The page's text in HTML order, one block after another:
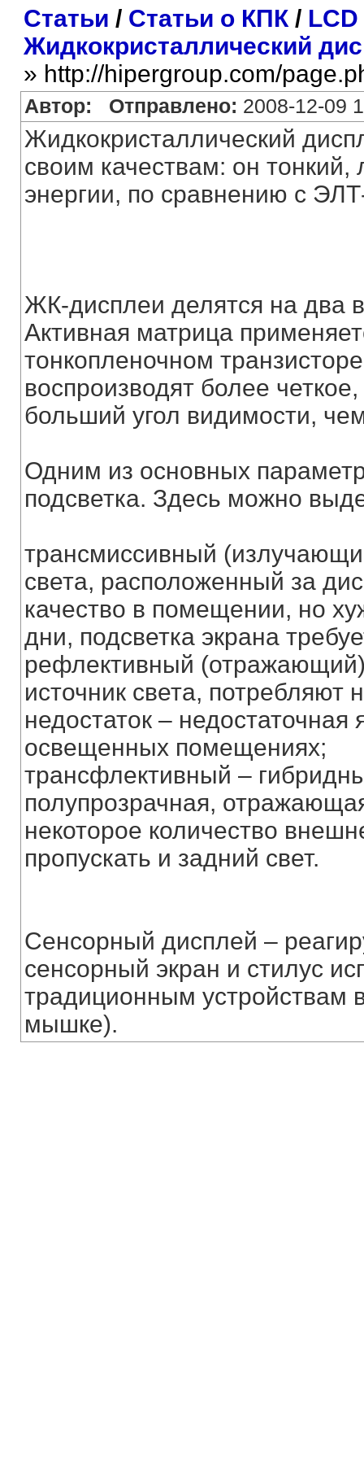
Статьи / Статьи о КПК/
Жидкокристаллический
» http://hipergroup.com/
Автор: Отправлено: 2008-12-09
Жидкокристаллический
своим качествам: он
энергии, по сравнению с
ЖК-дисплеи делятся на два
Активная матрица
тонкопленочном
воспроизводят более
больший угол видимости,
Одним из основных
подсветка. Здесь можно
трансмиссивный
света, расположенный за
качество в помещении, но
дни, подсветка экрана
рефлективный
источник света,
недостаток – недостаточная
освещенных помещениях;
трансфлективный –
полупрозрачная,
некоторое количество
пропускать и задний свет.
Сенсорный дисплей –
сенсорный экран и стилус
традиционным устройствам
мышке).